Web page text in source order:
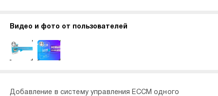
Видео и фото от пользователей
Добавление в систему управления ECCM одного